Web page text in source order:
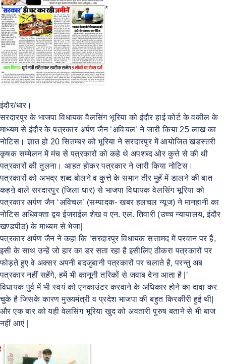
*
इंदौर/धार।
सरदारपुर के भाजपा विधायक वैलसिंग भूरिया को इंदौर हाई कोर्ट के वकील के
माध्यम से इंदौर के पत्रकार अर्पण जैन ‘अविचल’ ने जारी किया 25 लाख का
नोटिस। ज्ञात हो 20 सितम्बर को भूरिया ने सरदारपुर में आयोजित खंडस्तरी
कृषक सम्मेलन में मंच से पत्रकारों को कहे थे अपशब्द ओर कुत्ते से की थी
पत्रकारों की तुलना। आहत होकर पत्रकार ने जारी किया नोटिस।
पत्रकारों को अभद्र शब्द बोलने व कुत्ते के समान तीर मुहँ में डालने की बात
कहऩे वाले सरदारपुर (जिला धार) से भाजपा विधायक वेलसिंग भूरिया को
पत्रकार अर्पण जैन ‘अविचल’ (सम्पादक- खबर हलचल न्यूज) ने मानहानी का
नोटिस अधिवक्ता द्वय ईजराईल शेख व एन. एल. तिवारी (उच्च न्यायालय, इंदौर
खण्डपीठ) के माध्यम से भेजा|
पत्रकार अर्पण जैन ने कहा कि ‘सरदारपुर विधायक सत्तामद में परवान पर है,
इसी के साथ उन्हें जो हार का डर सता रहा है इसीलिए ठीकरा पत्रकारों पर
फोड़ते हुए वे अक्सर अपनी बदजुबानी पत्रकारों पर चलाते है, परन्तु अब
पत्रकार नहीं सहेंगे, हमें भी कानूनी तरिकों से जवाब देना आता है |’
विधायक पुर्व में भी स्वयं को एनकाउंटर करवाने के अधिकार होने का दावा कर
चुके है जिसके कारण मुख्यमंत्री व प्रदेश भाजपा की बहुत किरकीरी हुई थी|
और एक बार को यही वेलसिंग भूरिया खुद को अवतारी पुरुष बताने से भी बाज
नहीं आएं |